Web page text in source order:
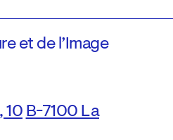
et de l’Image
10 B-7100 La